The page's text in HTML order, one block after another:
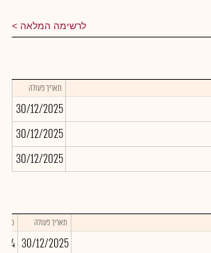
לרשימה המלאה
תאריך פעולה
30/12/2025
30/12/2025
30/12/2025
תאריך פעולה כמות
30/12/2025